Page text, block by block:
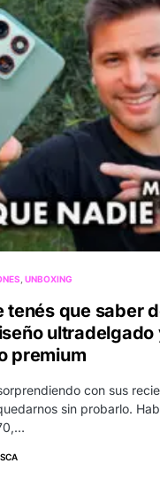
UNBOXING
tenés que saber
ultradelgado
premium
con sus
sin probarlo.